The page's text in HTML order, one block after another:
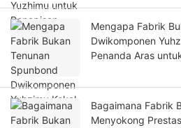
Mengapa Fabrik
Dwikomponen
Penanda Aras
Bagaimana Fabrik
Menyokong